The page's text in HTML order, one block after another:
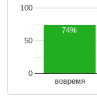
вовремя
0
50
100
74%